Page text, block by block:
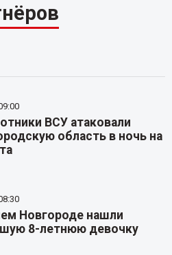
ВСУ атаковали
область в ночь на
Новгороде нашли
8-летнюю девочку